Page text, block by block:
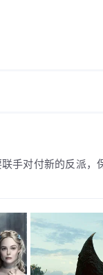
手对付新的反派，